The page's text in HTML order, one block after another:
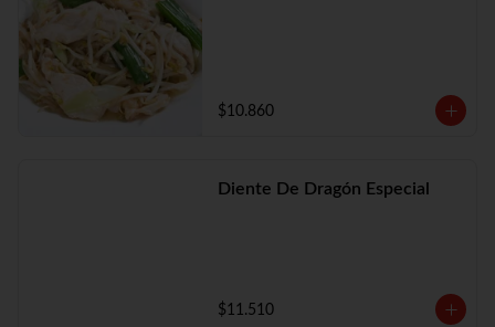
$10.860
Diente De Dragón Especial
$11.510